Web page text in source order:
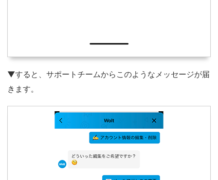
▼すると、サポートチームからこのようなメッセージが届
きます。